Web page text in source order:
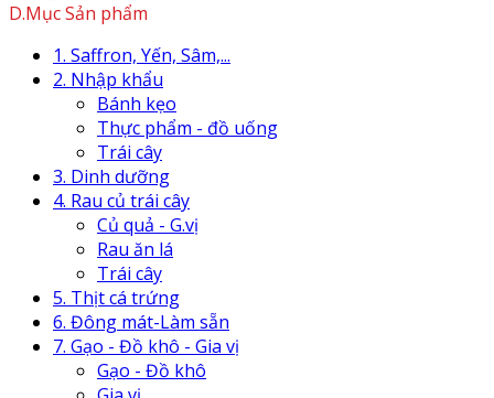
D.Mục Sản phẩm
1. Saffron, Yến, Sâm,...
2. Nhập khẩu
Bánh kẹo
Thực phẩm - đồ uống
Trái cây
3. Dinh dưỡng
4. Rau củ trái cây
Củ quả - G.vị
Rau ăn lá
Trái cây
5. Thịt cá trứng
6. Đông mát-Làm sẵn
7. Gạo - Đồ khô - Gia vị
Gạo - Đồ khô